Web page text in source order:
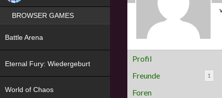
Profil
Freunde
1
Foren
BROWSER GAMES
Battle Arena
Eternal Fury: Wiedergeburt
World of Chaos